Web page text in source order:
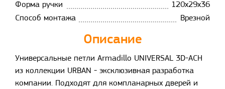
Форма ручки
120х29х36
Способ монтажа
Врезной
Описание
Универсальные петли Armadillo UNIVERSAL 3D-ACH
из коллекции URBAN - эксклюзивная разработка
компании. Подходят для компланарных дверей и